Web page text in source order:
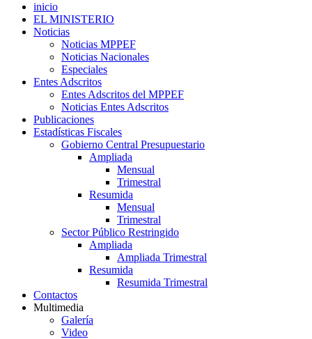
inicio
EL MINISTERIO
Noticias
Noticias MPPEF
Noticias Nacionales
Especiales
Entes Adscritos
Entes Adscritos del MPPEF
Noticias Entes Adscritos
Publicaciones
Estadísticas Fiscales
Gobierno Central Presupuestario
Ampliada
Mensual
Trimestral
Resumida
Mensual
Trimestral
Sector Público Restringido
Ampliada
Ampliada Trimestral
Resumida
Resumida Trimestral
Contactos
Multimedia
Galería
Video